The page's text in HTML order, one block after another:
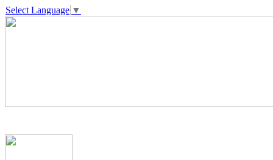
Select Language ▼